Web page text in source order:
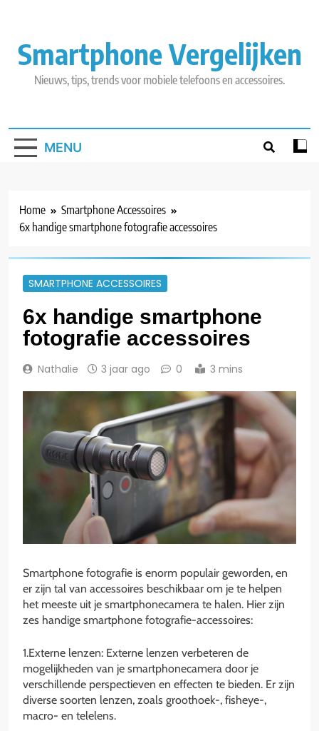
contentSmartphone Vergelijken
Nieuws, tips, trends voor mobiele telefoons en accessoires.
MENU
Home
Smartphone Accessoires
6x handige smartphone fotografie accessoires
SMARTPHONE ACCESSOIRES
6x handige smartphone
fotografie accessoires
Nathalie 3 jaar ago 0 3 mins
Smartphone fotografie is enorm populair geworden, en
er zijn tal van accessoires beschikbaar om je te helpen
het meeste uit je smartphonecamera te halen. Hier zijn
zes handige smartphone fotografie-accessoires:
1.Externe lenzen: Externe lenzen verbeteren de
mogelijkheden van je smartphonecamera door je
verschillende perspectieven en effecten te bieden. Er zijn
diverse soorten lenzen, zoals groothoek-, fisheye-,
macro- en telelens.